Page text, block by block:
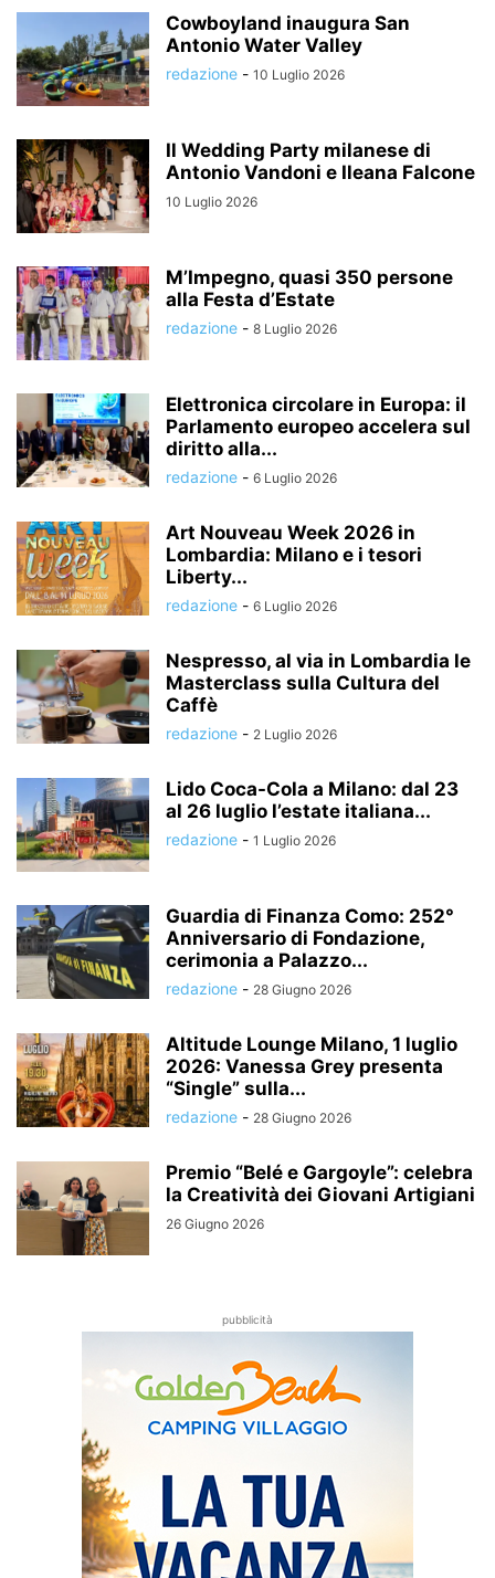
Cowboyland inaugura San
Antonio Water Valley
redazione - 10 Luglio 2026
Il Wedding Party milanese di
Antonio Vandoni e Ileana Falcone
10 Luglio 2026
M’Impegno, quasi 350 persone
alla Festa d’Estate
redazione - 8 Luglio 2026
Elettronica circolare in Europa: il
Parlamento europeo accelera sul
diritto alla...
redazione - 6 Luglio 2026
Art Nouveau Week 2026 in
Lombardia: Milano e i tesori
Liberty...
redazione - 6 Luglio 2026
Nespresso, al via in Lombardia le
Masterclass sulla Cultura del
Caffè
redazione - 2 Luglio 2026
Lido Coca-Cola a Milano: dal 23
al 26 luglio l’estate italiana...
redazione - 1 Luglio 2026
Guardia di Finanza Como: 252°
Anniversario di Fondazione,
cerimonia a Palazzo...
redazione - 28 Giugno 2026
Altitude Lounge Milano, 1 luglio
2026: Vanessa Grey presenta
“Single” sulla...
redazione - 28 Giugno 2026
Premio “Belé e Gargoyle”: celebra
la Creatività dei Giovani Artigiani
26 Giugno 2026
pubblicità